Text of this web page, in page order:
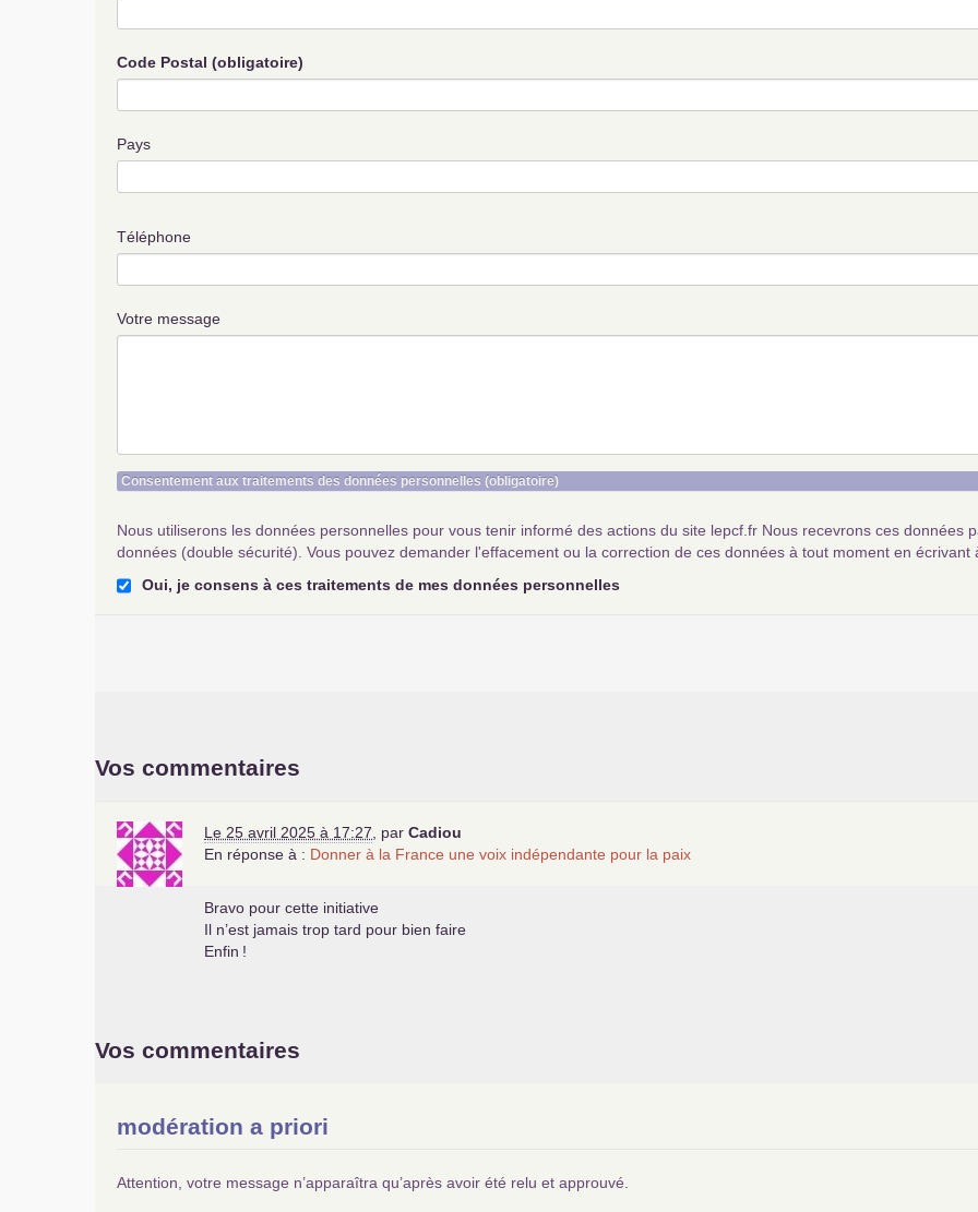
Code Postal (obligatoire)
Pays
Téléphone
Votre message
Consentement aux traitements des données personnelles (obligatoire)
Nous utiliserons les données personnelles pour vous tenir informé des actions du site lepcf.fr Nous recevrons ces données
données (double sécurité). Vous pouvez demander l'effacement ou la correction de ces données à tout moment en écrivant
Oui, je consens à ces traitements de mes données personnelles
Vos commentaires
Le 25 avril 2025 à 17:27, par Cadiou
En réponse à : Donner à la France une voix indépendante pour la paix
Bravo pour cette initiative
Il n’est jamais trop tard pour bien faire
Enfin !
Vos commentaires
modération a priori
Attention, votre message n’apparaîtra qu’après avoir été relu et approuvé.